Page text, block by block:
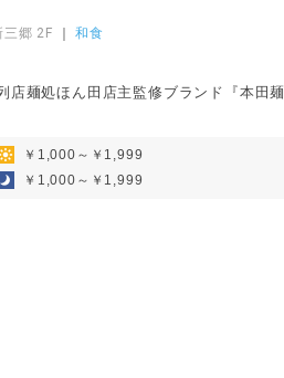
三郷 2F ｜和食
店麺処ほん田店主監修ブランド『本田麺
￥1,000～￥1,999
￥1,000～￥1,999